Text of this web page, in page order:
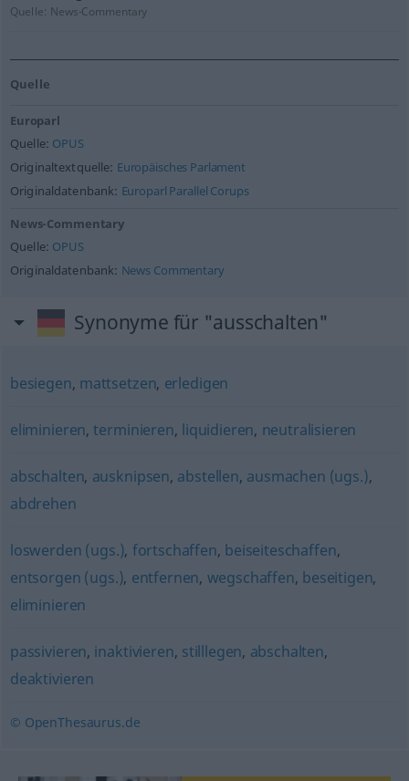
Quelle: News-Commentary
Quelle
Europarl
Quelle: OPUS
Originaltextquelle: Europäisches Parlament
Originaldatenbank: Europarl Parallel Corups
News-Commentary
Quelle: OPUS
Originaldatenbank: News Commentary
Synonyme für "ausschalten"
besiegen, mattsetzen, erledigen
eliminieren,terminieren, liquidieren, neutralisieren
abschalten, ausknipsen, abstellen, ausmachen (ugs.),
abdrehen
loswerden (ugs.), fortschaffen, beiseiteschaffen,
entsorgen (ugs.), entfernen, wegschaffen, beseitigen,
eliminieren
passivieren, inaktivieren, stilllegen, abschalten,
deaktivieren
© OpenThesaurus.de